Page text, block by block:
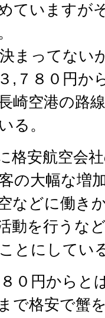
ていますが
まってない
,７８０円か
崎空港の路
る。
格安航空会
の大幅な増
などに働き
動を行うな
とにしてい
８０円から
で格安で蟹